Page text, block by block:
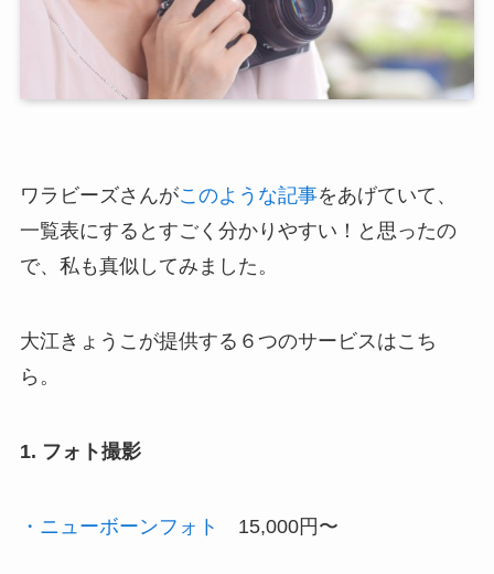
ワラビーズさんがこのような記事をあげていて、
一覧表にするとすごく分かりやすい！と思ったの
で、私も真似してみました。
大江きょうこが提供する６つのサービスはこち
ら。
1. フォト撮影
・ニューボーンフォト 15,000円〜